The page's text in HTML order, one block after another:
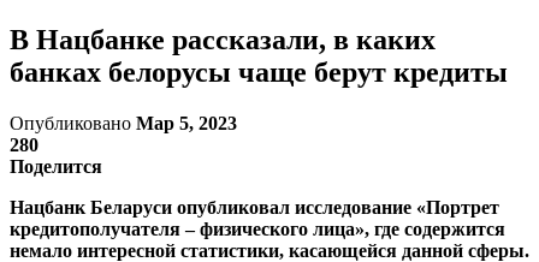
В Нацбанке рассказали, в каких
банках белорусы чаще берут кредиты
Опубликовано Мар 5, 2023
280
Поделится
Нацбанк Беларуси опубликовал исследование «Портрет
кредитополучателя – физического лица», где содержится
немало интересной статистики, касающейся данной сферы.